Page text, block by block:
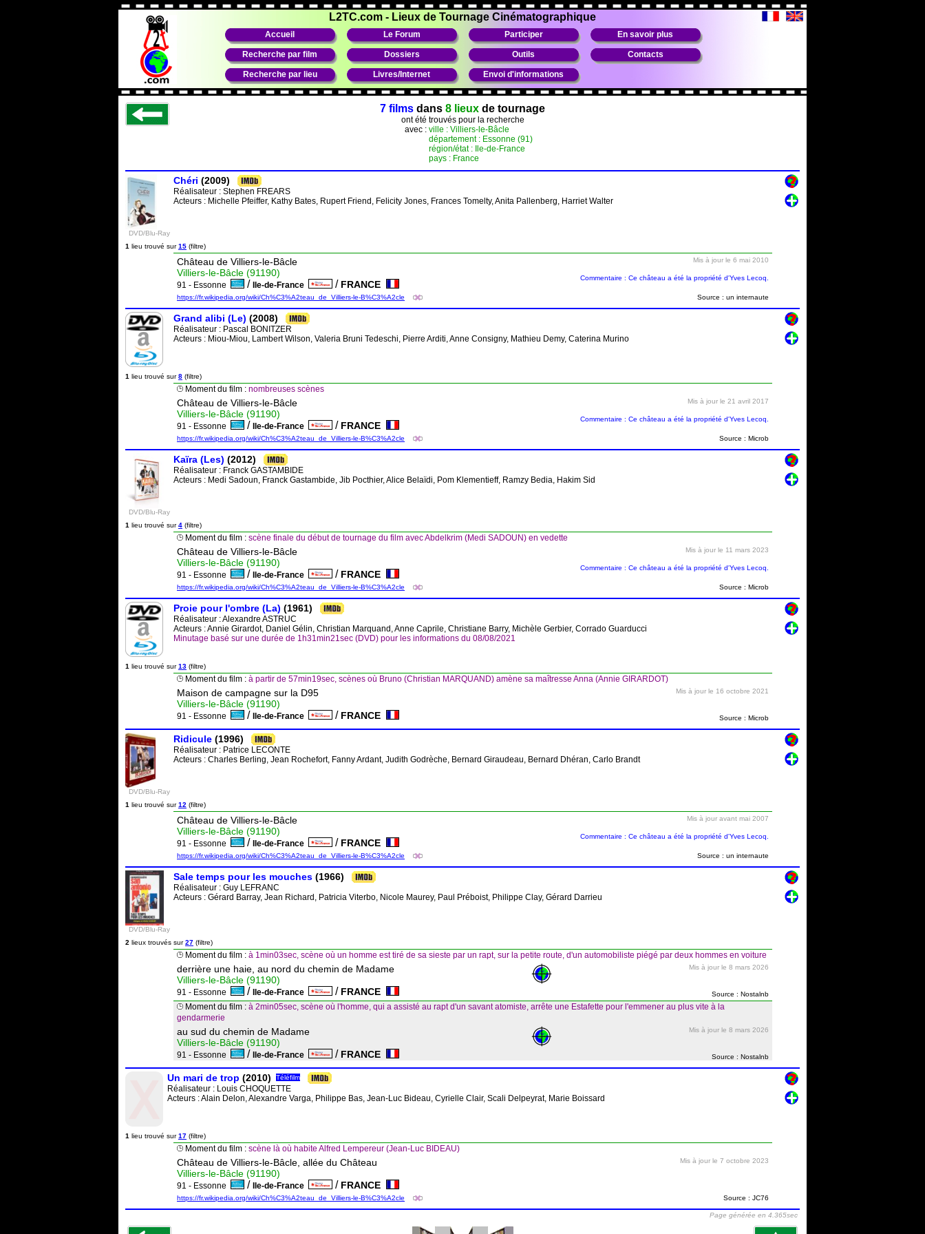
L2TC.com - Lieux de Tournage Cinématographique
Accueil Le Forum Participer En savoir plus
Recherche par film Dossiers Outils Contacts
Recherche par lieu Livres/Internet Envoi d'informations
7 films dans 8 lieux de tournage
ont été trouvés pour la recherche
avec : ville : Villiers-le-Bâcle
département : Essonne (91)
région/état : Ile-de-France
pays : France
DVD/Blu-Ray
Chéri (2009)
Réalisateur : Stephen FREARS
Acteurs : Michelle Pfeiffer, Kathy Bates, Rupert Friend, Felicity Jones, Frances Tomelty, Anita Pallenberg, Harriet Walter
1 lieu trouvé sur15 (filtre)
Château de Villiers-le-Bâcle
Villiers-le-Bâcle (91190)
91 - Essonne / Ile-de-France / FRANCE
https://fr.wikipedia.org/wiki/Ch%C3%A2teau_de_Villiers-le-B%C3%A2cle
Mis à jour le 6 mai 2010
Commentaire : Ce château a été la propriété d'Yves Lecoq.
Source : un internaute
Grand alibi (Le) (2008)
Réalisateur : Pascal BONITZER
Acteurs : Miou-Miou, Lambert Wilson, Valeria Bruni Tedeschi, Pierre Arditi, Anne Consigny, Mathieu Demy, Caterina Murino
1 lieu trouvé sur8 (filtre)
Moment du film : nombreuses scènes
Château de Villiers-le-Bâcle
Villiers-le-Bâcle (91190)
91 - Essonne / Ile-de-France / FRANCE
https://fr.wikipedia.org/wiki/Ch%C3%A2teau_de_Villiers-le-B%C3%A2cle
Mis à jour le 21 avril 2017
Commentaire : Ce château a été la propriété d'Yves Lecoq.
Source : Microb
DVD/Blu-Ray
Kaïra (Les) (2012)
Réalisateur : Franck GASTAMBIDE
Acteurs : Medi Sadoun, Franck Gastambide, Jib Pocthier, Alice Belaïdi, Pom Klementieff, Ramzy Bedia, Hakim Sid
1 lieu trouvé sur4 (filtre)
Moment du film : scène finale du début de tournage du film avec Abdelkrim (Medi SADOUN) en vedette
Château de Villiers-le-Bâcle
Villiers-le-Bâcle (91190)
91 - Essonne / Ile-de-France / FRANCE
https://fr.wikipedia.org/wiki/Ch%C3%A2teau_de_Villiers-le-B%C3%A2cle
Mis à jour le 11 mars 2023
Commentaire : Ce château a été la propriété d'Yves Lecoq.
Source : Microb
Proie pour l'ombre (La) (1961)
Réalisateur :Alexandre ASTRUC
Acteurs : Annie Girardot, Daniel Gélin, Christian Marquand, Anne Caprile, Christiane Barry, Michèle Gerbier, Corrado Guarducci
Minutage basé sur une durée de 1h31min21sec (DVD) pour les informations du 08/08/2021
1 lieu trouvé sur13 (filtre)
Moment du film : à partir de 57min19sec, scènes où Bruno (Christian MARQUAND) amène sa maîtresse Anna (Annie GIRARDOT)
Maison de campagne sur la D95
Villiers-le-Bâcle (91190)
91 - Essonne / Ile-de-France / FRANCE
Mis à jour le 16 octobre 2021
Source : Microb
DVD/Blu-Ray
Ridicule (1996)
Réalisateur : Patrice LECONTE
Acteurs : Charles Berling, Jean Rochefort, Fanny Ardant, Judith Godrèche, Bernard Giraudeau, Bernard Dhéran, Carlo Brandt
1 lieu trouvé sur12 (filtre)
Château de Villiers-le-Bâcle
Villiers-le-Bâcle (91190)
91 - Essonne / Ile-de-France / FRANCE
https://fr.wikipedia.org/wiki/Ch%C3%A2teau_de_Villiers-le-B%C3%A2cle
Mis à jour avant mai 2007
Commentaire : Ce château a été la propriété d'Yves Lecoq.
Source : un internaute
DVD/Blu-Ray
Sale temps pour les mouches (1966)
Réalisateur : Guy LEFRANC
Acteurs : Gérard Barray, Jean Richard, Patricia Viterbo, Nicole Maurey, Paul Préboist, Philippe Clay, Gérard Darrieu
2 lieux trouvés sur27 (filtre)
Moment du film : à 1min03sec, scène où un homme est tiré de sa sieste par un rapt, sur la petite route, d'un automobiliste piégé par deux hommes en voiture
derrière une haie, au nord du chemin de Madame
Villiers-le-Bâcle (91190)
91 - Essonne / Ile-de-France / FRANCE
Mis à jour le 8 mars 2026
Source : Nostalnb
Moment du film : à 2min05sec, scène où l'homme, qui a assisté au rapt d'un savant atomiste, arrête une Estafette pour l'emmener au plus vite à la
gendarmerie
au sud du chemin de Madame
Villiers-le-Bâcle (91190)
91 - Essonne / Ile-de-France / FRANCE
Mis à jour le 8 mars 2026
Source : Nostalnb
Un mari de trop (2010) Téléfilm
Réalisateur : Louis CHOQUETTE
Acteurs : Alain Delon, Alexandre Varga, Philippe Bas, Jean-Luc Bideau, Cyrielle Clair, Scali Delpeyrat, Marie Boissard
1 lieu trouvé sur17 (filtre)
Moment du film : scène là où habite Alfred Lempereur (Jean-Luc BIDEAU)
Château de Villiers-le-Bâcle, allée du Château
Villiers-le-Bâcle (91190)
91 - Essonne / Ile-de-France / FRANCE
https://fr.wikipedia.org/wiki/Ch%C3%A2teau_de_Villiers-le-B%C3%A2cle
Mis à jour le 7 octobre 2023
Source : JC76
Page générée en 4.365sec